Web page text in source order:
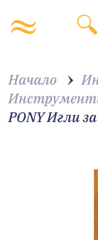
Начало
PONY Игли